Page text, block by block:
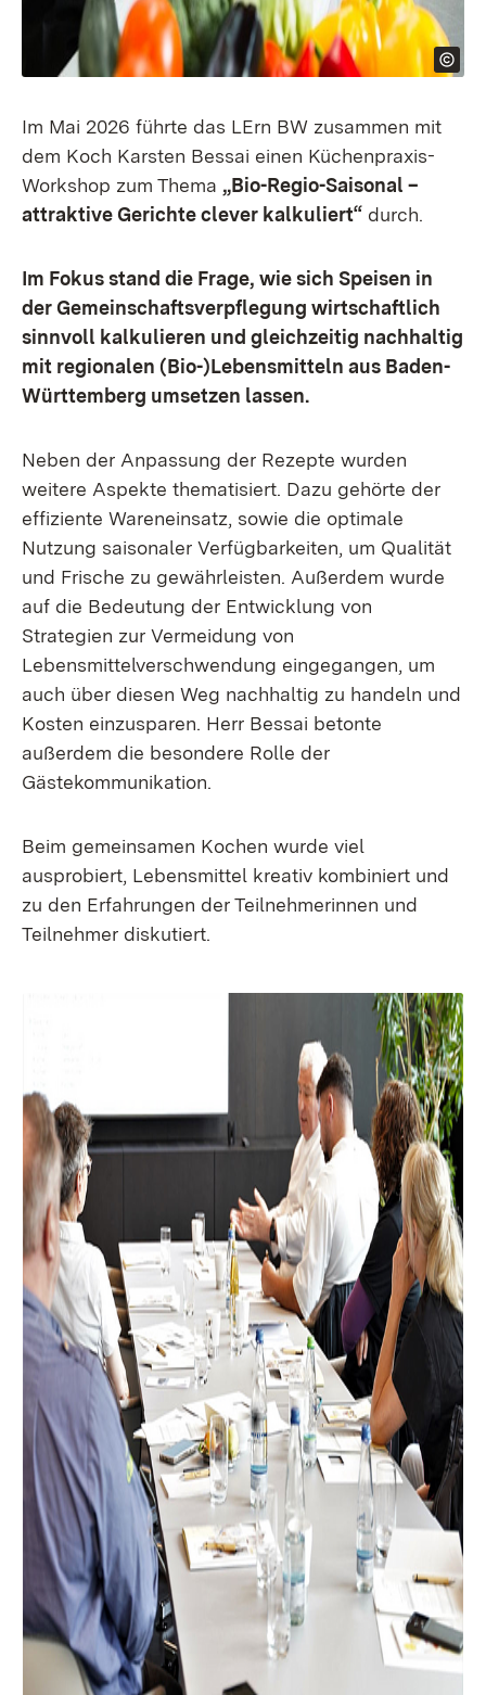
Im Mai 2026 führte das LErn BW zusammen mit
dem Koch Karsten Bessai einen Küchenpraxis-
Workshop zum Thema „Bio-Regio-Saisonal –
attraktive Gerichte clever kalkuliert“ durch.
Im Fokus stand die Frage, wie sich Speisen in
der Gemeinschaftsverpflegung wirtschaftlich
sinnvoll kalkulieren und gleichzeitig nachhaltig
mit regionalen (Bio-)Lebensmitteln aus Baden-
Württemberg umsetzen lassen.
Neben der Anpassung der Rezepte wurden
weitere Aspekte thematisiert. Dazu gehörte der
effiziente Wareneinsatz, sowie die optimale
Nutzung saisonaler Verfügbarkeiten, um Qualität
und Frische zu gewährleisten. Außerdem wurde
auf die Bedeutung der Entwicklung von
Strategien zur Vermeidung von
Lebensmittelverschwendung eingegangen, um
auch über diesen Weg nachhaltig zu handeln und
Kosten einzusparen. Herr Bessai betonte
außerdem die besondere Rolle der
Gästekommunikation.
Beim gemeinsamen Kochen wurde viel
ausprobiert, Lebensmittel kreativ kombiniert und
zu den Erfahrungen der Teilnehmerinnen und
Teilnehmer diskutiert.